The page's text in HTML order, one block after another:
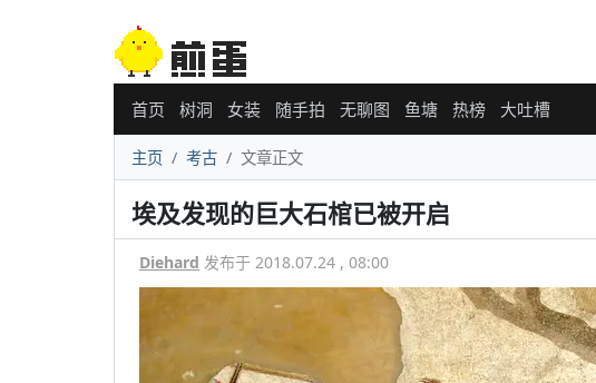
首页 树洞 女装 随手拍 无聊图 鱼塘 热榜 大吐槽
主页 考古 文章正文
埃及发现的巨大石棺已被开启
Diehard 发布于 2018.07.24 , 08:00